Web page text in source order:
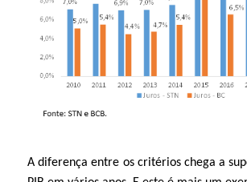
A diferença entre os critérios chega a